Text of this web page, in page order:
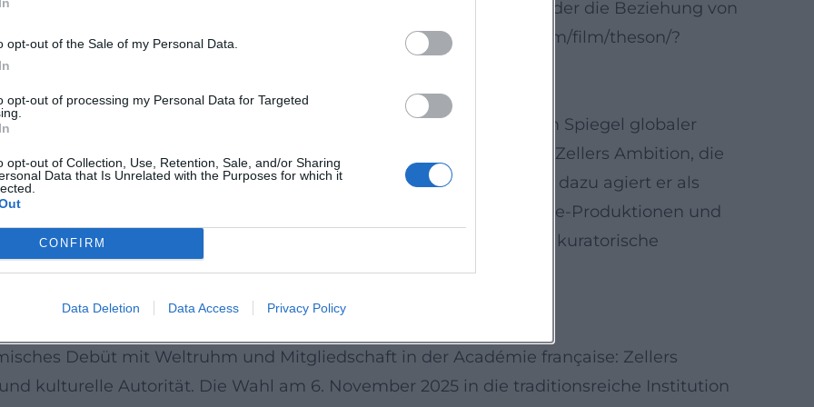
opt-out of the Sale of my Personal Data.
opt-out of processing my Personal Data for Targeted
opt-out of Collection, Use, Retention, Sale, and/or Sharing
Data that Is Unrelated with the Purposes for which it
CONFIRM
Data Deletion Data Access Privacy Policy
„Familien-Trilogie“ stellt The Son einen wichtigen Baustein dar, der die Beziehung von
verhandelt. ([sonyclassics.com](https://www.sonyclassics.com/film/theson/?
Produzent
Thriller an, der die Belastungsprobe eines Paares im Spiegel globaler
verweisen auf eine prominente Besetzung und auf Zellers Ambition, die
genregeprägtes, filmisches Arrangement zu überführen. Parallel dazu agiert er als
Blue Morning Pictures beteiligt er sich an internationalen Arthouse-Produktionen und
erweitert seine Musikalität des Erzählens um kuratorische
Förderung markanter filmischer „Stimmen“. ([en.wikipedia.org]
Debüt mit Weltruhm und Mitgliedschaft in der Académie française: Zellers
kulturelle Autorität. Die Wahl am 6. November 2025 in die traditionsreiche Institution